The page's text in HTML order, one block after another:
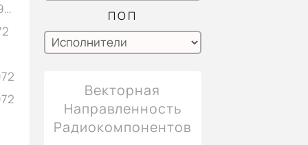
J.S. Bach - «Prelude II In C Minor WTС2» Glenn Gould - fortepiano, vinyl 1972
ПОП
Векторная
Направленность
Радиокомпонентов